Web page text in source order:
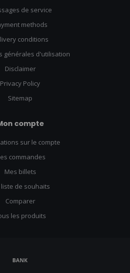
de service
methods
conditions
générales d'utilisation
Disclaimer
Privacy Policy
Sitemap
compte
sur le compte
commandes
Mes billets
liste de souhaits
Comparer
les produits